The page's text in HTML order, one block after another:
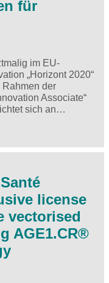
für
im EU-
„Horizont 2020“
der
Associate“
sich an…
license
vectorised
AGE1.CR®